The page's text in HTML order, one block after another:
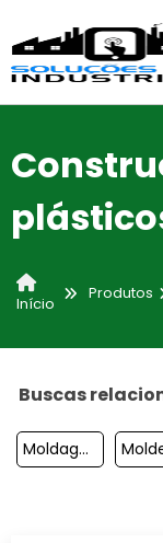
Início
Produtos
Buscas
Moldagem Por Injeção